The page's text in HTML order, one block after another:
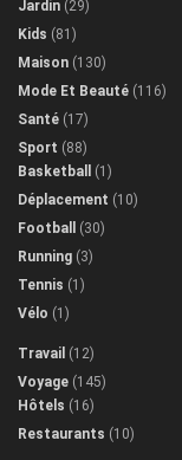
Jardin (29)
Kids (81)
Maison (130)
Mode Et Beauté (116)
Santé (17)
Sport (88)
Basketball
(1)
Déplacement (10)
Football
(30)
Running (3)
Tennis (1)
Vélo (1)
Travail (12)
Voyage (145)
Hôtels (16)
Restaurants (10)